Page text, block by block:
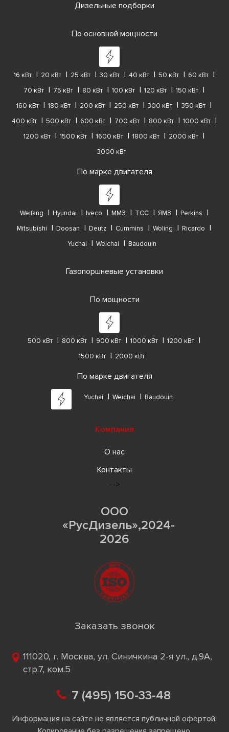
Дизельные подборки
По основной мощности
16 кВт 20 кВт 25 кВт 30 кВт 40 кВт 50 кВт
60 кВт
70 кВт
75 кВт 80 кВт 100 кВт 120 кВт
150 кВт
160 кВт
180 кВт 200 кВт 250 кВт 300 кВт
350 кВт
400 кВт
500 кВт 600 кВт 700 кВт 800 кВт
1000 кВт
1200 кВт
1500 кВт 1600 кВт 1800 кВт
2000 кВт
3000 кВт
По марке двигателя
Weifang Hyundai Iveco ММЗ ТСС ЯМЗ
Perkins
Mitsubishi
Doosan Deutz Cummins Woling
Ricardo
Yuchai
Weichai Baudouin
Газопоршневые установки
По мощности
500 кВт 800 кВт 900 кВт 1000 кВт
1200 кВт
1500 кВт
2000 кВт
По марке двигателя
Yuchai Weichai Baudouin
Компания
О нас
Контакты
-->
ООО
«РусДизель»,2024-
2026
Заказать звонок
111020, г. Москва, ул. Синичкина 2-я ул., д.9А,
стр.7, ком.5
7 (495) 150-33-48
Информация на сайте не является публичной офертой.